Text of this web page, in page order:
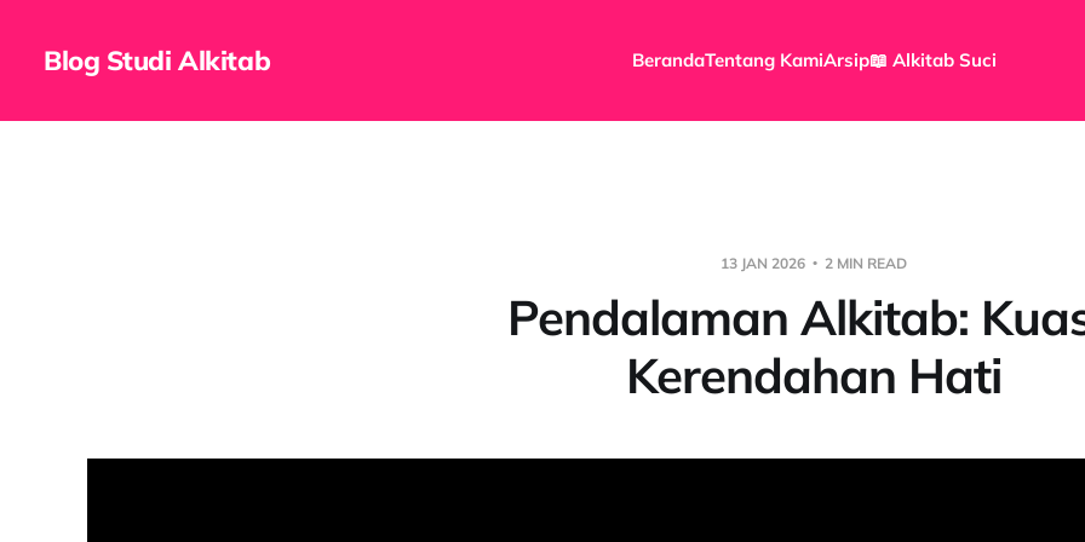
Blog Studi Alkitab BerandaTentang KamiArsip📖 Alkitab Suci
13 JAN 2026 2 MIN READ
Pendalaman Alkitab:
Kerendahan Hati